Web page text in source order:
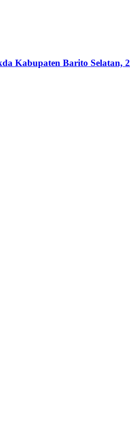
Kabupaten Barito Selatan,